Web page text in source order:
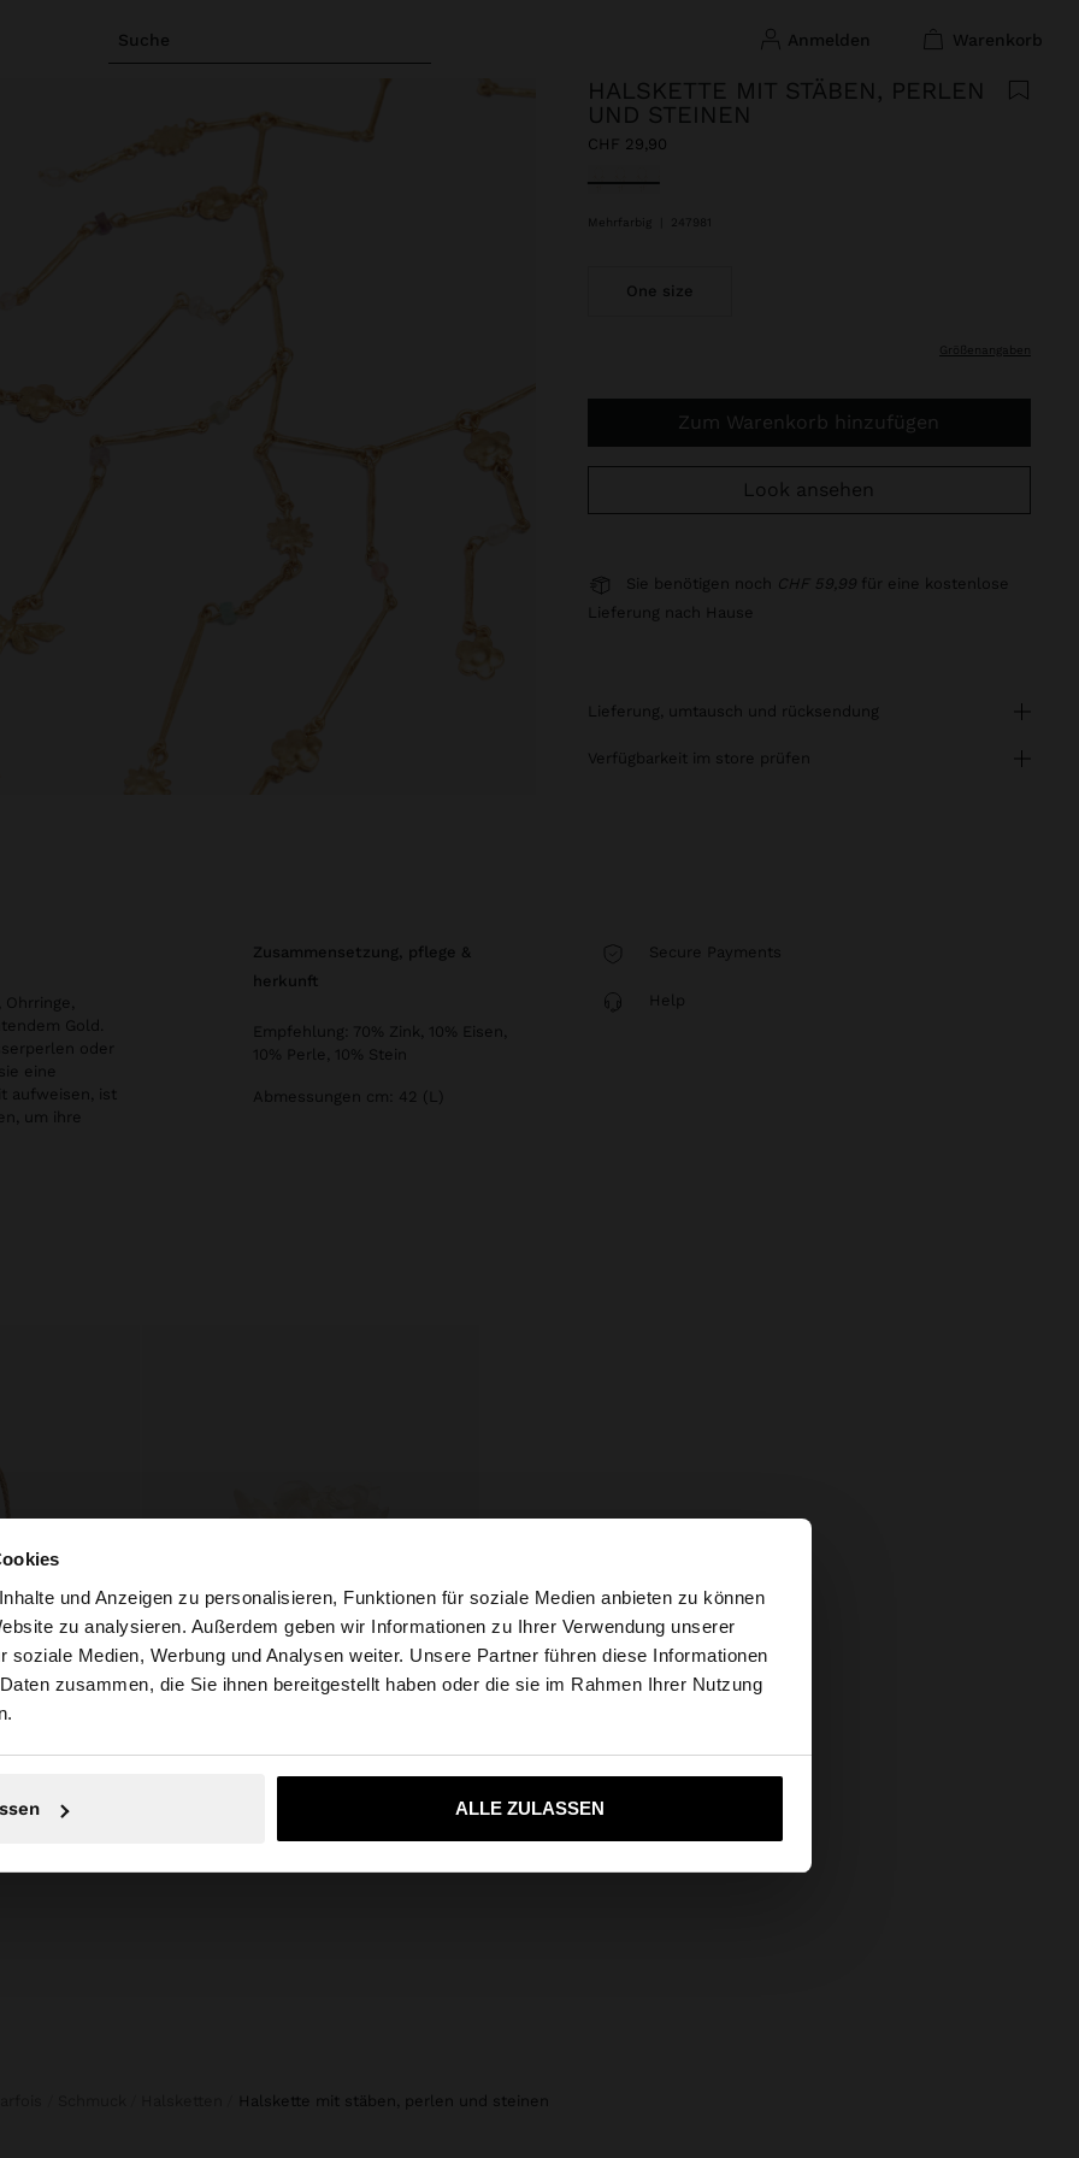
und Anzeigen zu personalisieren, Funktionen für soziale Medien anbieten zu können
zu analysieren. Außerdem geben wir Informationen zu Ihrer Verwendung unserer
soziale Medien, Werbung und Analysen weiter. Unsere Partner führen diese Informationen
zusammen, die Sie ihnen bereitgestellt haben oder die sie im Rahmen Ihrer Nutzung
ALLE ZULASSEN
Suche anmelden warenkorb
×
auf die Website zu. Möchten Sie unsere United States Website
Nein, bleiben Sie bei Schweiz Ja, bringen Sie mich zu United States
HALSKETTE MIT STÄBEN, PERLEN
UND STEINEN
CHF 29,90
ausgewählt
Mehrfarbig 247981
One size
größenangaben
Zum Warenkorb hinzufügen
Look ansehen
Sie benötigen noch CHF 59,99 für eine kostenlose
Lieferung nach Hause
lieferung, umtausch und rücksendung
verfügbarkeit im store prüfen
Gold.
oder
eine
aufweisen, ist
um ihre
zusammensetzung, pflege &
herkunft
Empfehlung: 70% Zink, 10% Eisen,
10% Perle, 10% Stein
Abmessungen cm: 42 (L)
Secure Payments
Help
halskette mit stäben, perlen und steinen